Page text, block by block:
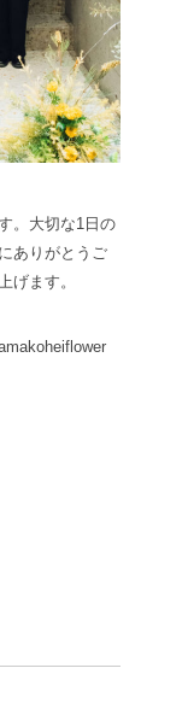
。 大切な1日の
ありがとうご
げます。
flower